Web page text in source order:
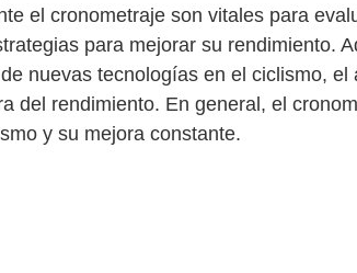
el cronometraje son vitales para
para mejorar su rendimiento.
nuevas tecnologías en el ciclismo, el
del rendimiento. En general, el
y su mejora constante.